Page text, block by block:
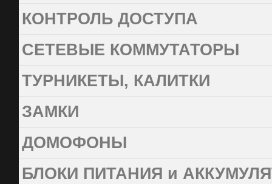
КОНТРОЛЬ ДОСТУПА
СЕТЕВЫЕ КОММУТАТОРЫ
ТУРНИКЕТЫ, КАЛИТКИ
ЗАМКИ
ДОМОФОНЫ
БЛОКИ ПИТАНИЯ и